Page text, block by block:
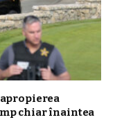
chiar înaintea